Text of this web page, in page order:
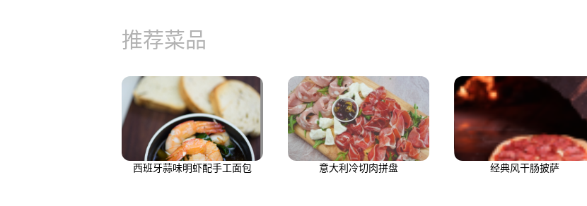
推荐菜品
西班牙蒜味明虾配手工面包 意大利冷切肉拼盘 经典风干肠披萨